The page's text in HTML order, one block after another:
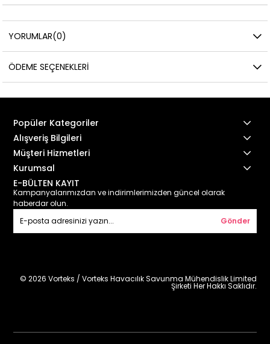
YORUMLAR(0)
ÖDEME SEÇENEKLERI
Popüler Kategoriler
Alışveriş Bilgileri
Müşteri Hizmetleri
Kurumsal
E-BÜLTEN KAYIT
Kampanyalarımızdan ve indirimlerimizden güncel olarak
haberdar olun.
Gönder
© 2026 Vorteks / Vorteks Havacılık Savunma Mühendislik Limited
Şirketi Her Hakkı Saklıdır.